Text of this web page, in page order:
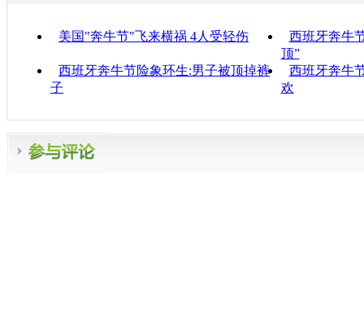
美国"奔牛节"飞来横祸 4人受轻伤
西班牙奔牛
顶”
西班牙奔牛节险象环生:男子被顶掉裤
子
西班牙奔牛
欢